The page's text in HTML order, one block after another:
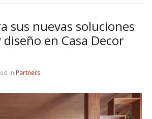
sus nuevas soluciones
en Casa Decor
in Partners